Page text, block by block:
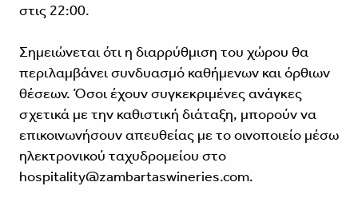
στις 22:00.
Σημειώνεται ότι η διαρρύθμιση του χώρου θα
περιλαμβάνει συνδυασμό καθήμενων και όρθιων
θέσεων. Όσοι έχουν συγκεκριμένες ανάγκες
σχετικά με την καθιστική διάταξη, μπορούν να
επικοινωνήσουν απευθείας με το οινοποιείο μέσω
ηλεκτρονικού ταχυδρομείου στο
hospitality@zambartaswineries.com.